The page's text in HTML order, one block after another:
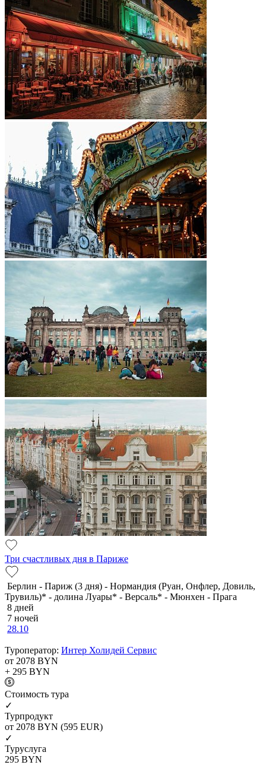
Три счастливых дня в Париже
Берлин - Париж (3 дня) - Нормандия (Руан, Онфлер, Довиль,
Трувиль)* - долина Луары* - Версаль* - Мюнхен - Прага
8 дней
7 ночей
28.10
Туроператор: Интер Холидей Сервис
от 2078 BYN
+ 295 BYN
Cтоимость тура
✓
Турпродукт
от 2078 BYN (595 EUR)
✓
Туруслуга
295 BYN